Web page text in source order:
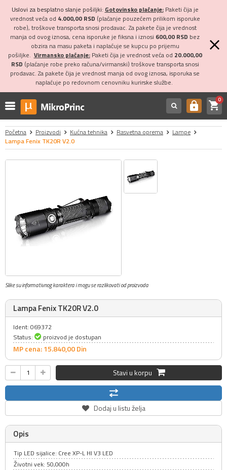
Uslovi za besplatno slanje pošiljki: Gotovinsko plaćanje:Paketi čija je
vrednost veća od 4.000,00 RSD (plaćanje pouzećem prilikom isporuke
robe), troškove transporta snosi prodavac. Za pakete čija je vrednost
manja od ovog iznosa, cena isporuke je fiksna i iznosi 600,00 RSD bez
obzira na masu paketa i naplaćuje se kupcu po prijemu
pošiljke. Virmansko plaćanje:Paketi čija je vrednost veća od 20.000,00
RSD (plaćanje robe preko računa/virmanski) troškove transporta snosi
prodavac. Za pakete čija je vrednost manja od ovog iznosa, isporuka se
naplaćuje po redovnom cenovniku kurirske službe.
https shopping_cart0
Početna Proizvodi Kućna tehnika Rasvetna oprema
Lampe
Lampa Fenix TK20R V2.0
Slike su informativnog karaktera i mogu se razlikovati od proizvoda
Lampa Fenix TK20R V2.0
Ident: 069372
Status:
proizvod je dostupan
MP cena: 15.840,00Din
Stavi u korpu
Dodaj u listu želja
Opis
Tip LED sijalice: Cree XP-L HI V3 LED
Životni vek: 50,000h